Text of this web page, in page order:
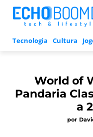
Tecnologia Cultura
World of
Pandaria
a
por